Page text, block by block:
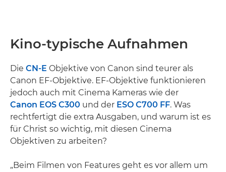
Kino-typische Aufnahmen
Die CN-E Objektive von Canon sind teurer als
Canon EF-Objektive. EF-Objektive funktionieren
jedoch auch mit Cinema Kameras wie der
Canon EOS C300 und der ESO C700 FF. Was
rechtfertigt die extra Ausgaben, und warum ist es
für Christ so wichtig, mit diesen Cinema
Objektiven zu arbeiten?
„Beim Filmen von Features geht es vor allem um